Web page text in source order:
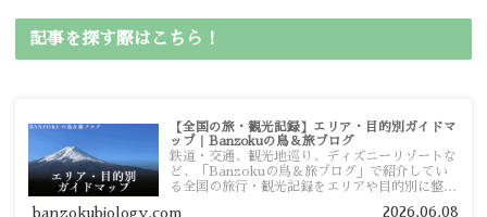
記事を探す際はこちら！
【全国の旅・観光記録】エリア・目的別ガイドマ
ップ｜Banzokuの鳥＆旅ブログ
鉄道・交通、観光地巡り、ディズニーリゾートな
ど、「Banzokuの鳥＆旅ブログ」で紹介してい
る全国の旅行・観光記録をエリアや目的別に整理
banzokubiology.com 2026.06.08